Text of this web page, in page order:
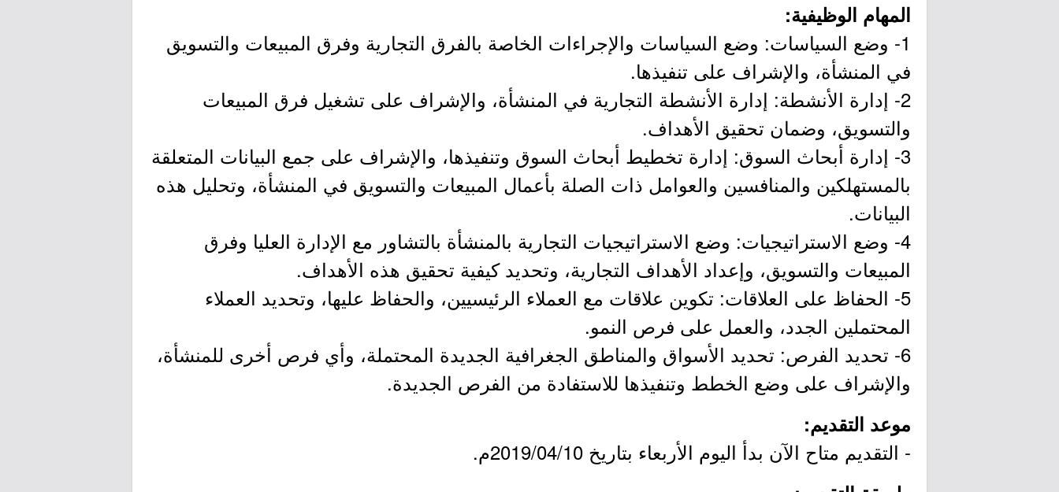
المهام الوظيفية:
1- وضع السياسات: وضع السياسات والإجراءات الخاصة بالفرق التجارية وفرق المبيعات والتسويق
في المنشأة، والإشراف على تنفيذها.
2- إدارة الأنشطة: إدارة الأنشطة التجارية في المنشأة، والإشراف على تشغيل فرق المبيعات
والتسويق، وضمان تحقيق الأهداف.
3- إدارة أبحاث السوق: إدارة تخطيط أبحاث السوق وتنفيذها، والإشراف على جمع البيانات المتعلقة
بالمستهلكين والمنافسين والعوامل ذات الصلة بأعمال المبيعات والتسويق في المنشأة، وتحليل هذه
البيانات.
4- وضع الاستراتيجيات: وضع الاستراتيجيات التجارية بالمنشأة بالتشاور مع الإدارة العليا وفرق
المبيعات والتسويق، وإعداد الأهداف التجارية، وتحديد كيفية تحقيق هذه الأهداف.
5- الحفاظ على العلاقات: تكوين علاقات مع العملاء الرئيسيين، والحفاظ عليها، وتحديد العملاء
المحتملين الجدد، والعمل على فرص النمو.
6- تحديد الفرص: تحديد الأسواق والمناطق الجغرافية الجديدة المحتملة، وأي فرص أخرى للمنشأة،
والإشراف على وضع الخطط وتنفيذها للاستفادة من الفرص الجديدة.
موعد التقديم:
- التقديم متاح الآن بدأ اليوم الأربعاء بتاريخ 2019/04/10م.